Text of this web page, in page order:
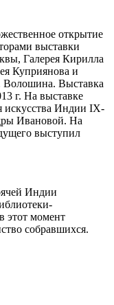
открытие
выставки
Галерея Кирилла
Куприянова и
Волошина. Выставка
г. На выставке
искусства Индии IX-
Ивановой. На
выступил
Индии
этот момент
собравшихся.